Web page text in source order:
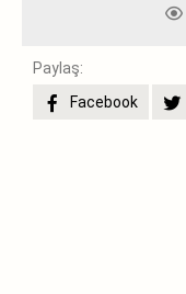
Paylaş:
Facebook